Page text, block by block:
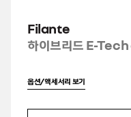
Filante
하이브리드 E-
옵션/액세서리 보기